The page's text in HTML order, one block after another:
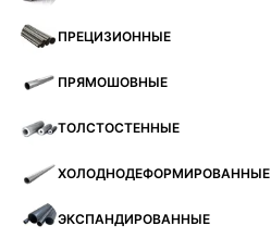
ПРЕЦИЗИОННЫЕ
ПРЯМОШОВНЫЕ
ТОЛСТОСТЕННЫЕ
ХОЛОДНОДЕФОРМИРОВАННЫЕ
ЭКСПАНДИРОВАННЫЕ